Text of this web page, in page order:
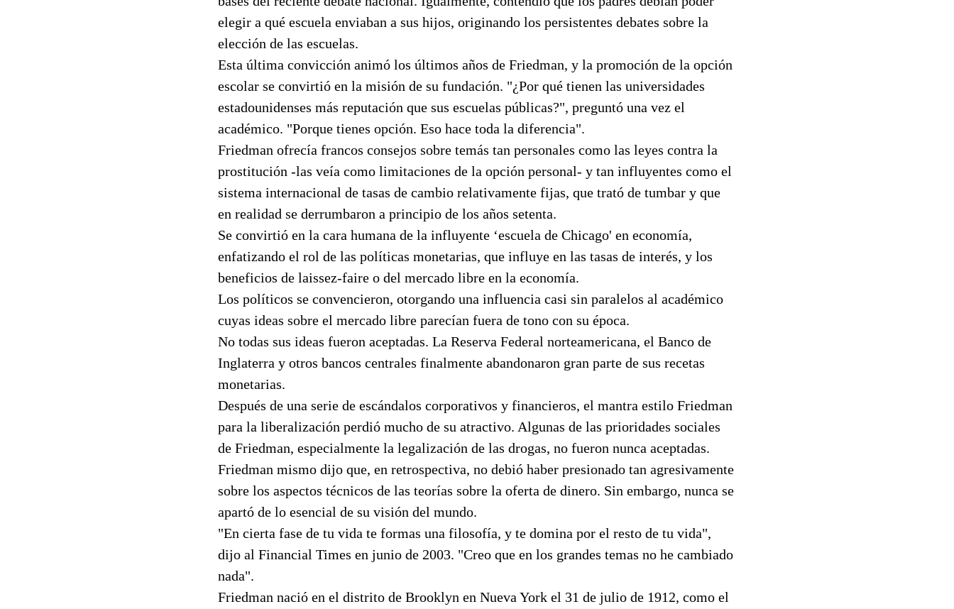
elegir a qué escuela enviaban a sus hijos, originando los persistentes debates sobre la
elección de las escuelas.
Esta última convicción animó los últimos años de Friedman, y la promoción de la opción
escolar se convirtió en la misión de su fundación. "¿Por qué tienen las universidades
estadounidenses más reputación que sus escuelas públicas?", preguntó una vez el
académico. "Porque tienes opción. Eso hace toda la diferencia".
Friedman ofrecía francos consejos sobre temás tan personales como las leyes contra la
prostitución -las veía como limitaciones de la opción personal- y tan influyentes como el
sistema internacional de tasas de cambio relativamente fijas, que trató de tumbar y que
en realidad se derrumbaron a principio de los años setenta.
Se convirtió en la cara humana de la influyente ‘escuela de Chicago' en economía,
enfatizando el rol de las políticas monetarias, que influye en las tasas de interés, y los
beneficios de laissez-faire o del mercado libre en la economía.
Los políticos se convencieron, otorgando una influencia casi sin paralelos al académico
cuyas ideas sobre el mercado libre parecían fuera de tono con su época.
No todas sus ideas fueron aceptadas. La Reserva Federal norteamericana, el Banco de
Inglaterra y otros bancos centrales finalmente abandonaron gran parte de sus recetas
monetarias.
Después de una serie de escándalos corporativos y financieros, el mantra estilo Friedman
para la liberalización perdió mucho de su atractivo. Algunas de las prioridades sociales
de Friedman, especialmente la legalización de las drogas, no fueron nunca aceptadas.
Friedman mismo dijo que, en retrospectiva, no debió haber presionado tan agresivamente
sobre los aspectos técnicos de las teorías sobre la oferta de dinero. Sin embargo, nunca se
apartó de lo esencial de su visión del mundo.
"En cierta fase de tu vida te formas una filosofía, y te domina por el resto de tu vida",
dijo al Financial Times en junio de 2003. "Creo que en los grandes temas no he cambiado
nada".
Friedman nació en el distrito de Brooklyn en Nueva York el 31 de julio de 1912, como el